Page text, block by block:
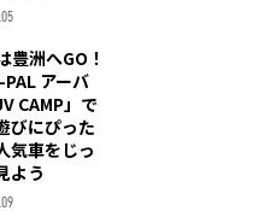
豊洲へGO！
PAL アーバ
CAMP」で
びにぴった
気車をじっ
よう